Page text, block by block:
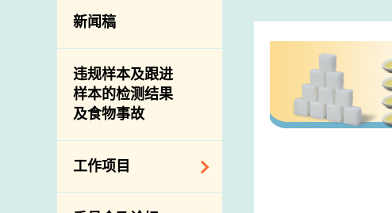
活动
组织结构
介绍短片
新闻稿
违规样本及跟进
样本的检测结果
及食物事故
工作项目
降低膳食中的钠和